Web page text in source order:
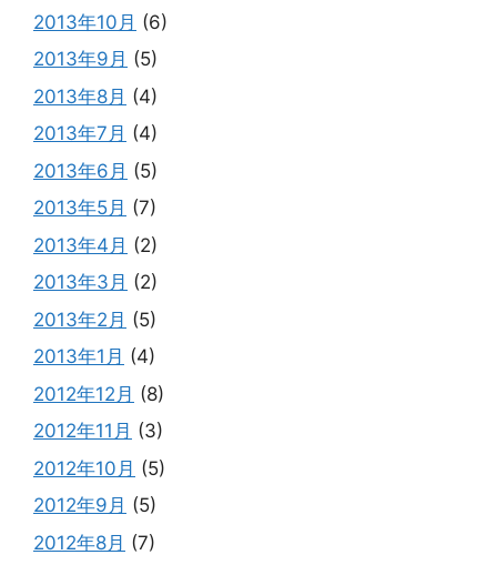
2013年10月 (6)
2013年9月 (5)
2013年8月 (4)
2013年7月 (4)
2013年6月 (5)
2013年5月 (7)
2013年4月 (2)
2013年3月 (2)
2013年2月 (5)
2013年1月 (4)
2012年12月 (8)
2012年11月 (3)
2012年10月 (5)
2012年9月 (5)
2012年8月 (7)